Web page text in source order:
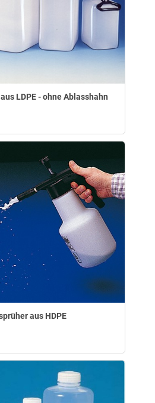
LDPE - ohne Ablasshahn
aus HDPE